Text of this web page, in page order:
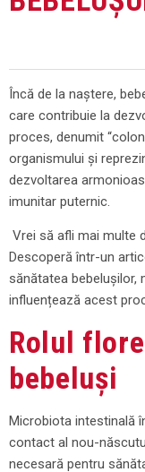
Încă de la naștere,
care contribuie la
proces, denumit
organismului și
dezvoltarea
imunitar puternic.
Vrei să afli mai multe
Descoperă într-un
sănătatea
influențează acest
Rolul
bebeluși
Microbiota intestinală
contact al nou-
necesară pentru